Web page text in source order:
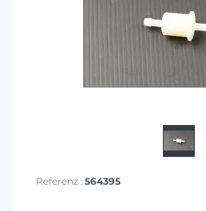
Referenz : 564395